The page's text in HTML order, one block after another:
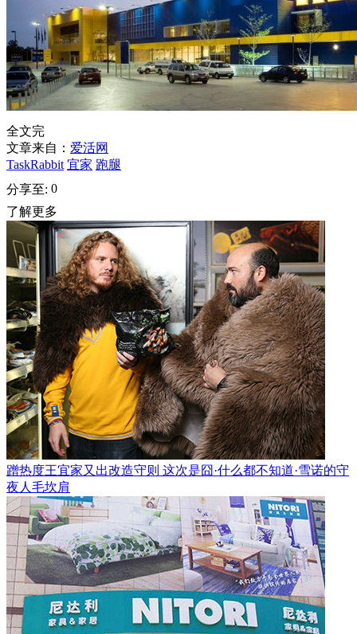
全文完
文章来自： 爱活网
TaskRabbit 宜家 跑腿
分享至: 0
了解更多
蹭热度王宜家又出改造守则 这次是囧·什么都不知道·雪诺的守
夜人毛坎肩